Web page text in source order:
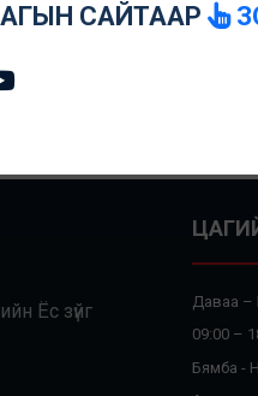
САЙТААР
Ёс зүйг
Даваа –
09:00 –
Бямба -